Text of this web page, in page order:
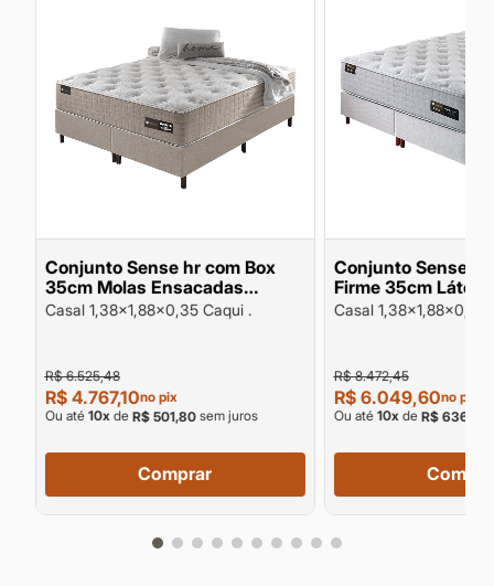
Conjunto Sense hr com Box
35cm Molas Ensacadas
Espuma HR Densidade 33 e HR
Casal 1,38x1,88x0,35 Caqui .
R$ 6.525,48
R$ 4.767,10no pix
Ou até 10x de R$ 501,80sem juros
Comprar
Conjunto Sense latex com Box
Firme 35cm Látex D55 e
Espuma HR D40
Casal 1,38x1,88x0,33
R$ 8.472,45
R$ 6.049,60no pix
Ou até 10x de R$ 636,80